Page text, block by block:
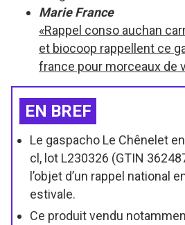
Marie France
«Rappel conso auchan
et biocoop rappellent ce
france pour morceaux de
EN BREF
Le gaspacho Le Chênelet
cl, lot L230326 (GTIN
l’objet d’un rappel national
estivale.
Ce produit vendu